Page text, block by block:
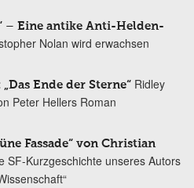
– Eine antike Anti-Helden-
Nolan wird erwachsen
Ende der Sterne“ Ridley
Peter Hellers Roman
Fassade“ von Christian
SF-Kurzgeschichte unseres Autors